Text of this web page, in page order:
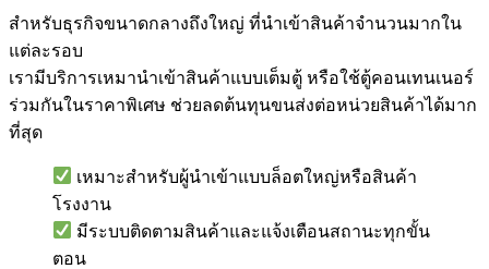
สำหรับธุรกิจขนาดกลางถึงใหญ่ ที่นำเข้าสินค้าจำนวนมากใน
แต่ละรอบ
เรามีบริการเหมานำเข้าสินค้าแบบเต็มตู้ หรือใช้ตู้คอนเทนเนอร์
ร่วมกันในราคาพิเศษ ช่วยลดต้นทุนขนส่งต่อหน่วยสินค้าได้มาก
ที่สุด
เหมาะสำหรับผู้นำเข้าแบบล็อตใหญ่หรือสินค้า
โรงงาน
มีระบบติดตามสินค้าและแจ้งเตือนสถานะทุกขั้น
ตอน